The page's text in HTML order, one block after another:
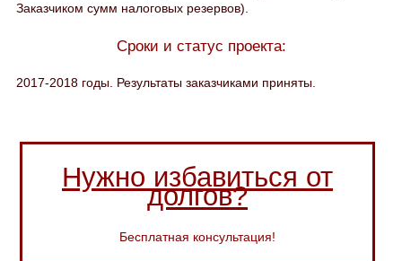
Заказчиком сумм налоговых резервов).
Сроки и статус проекта:
2017-2018 годы. Результаты заказчиками приняты.
Нужно избавиться от
долгов?
Бесплатная консультация!